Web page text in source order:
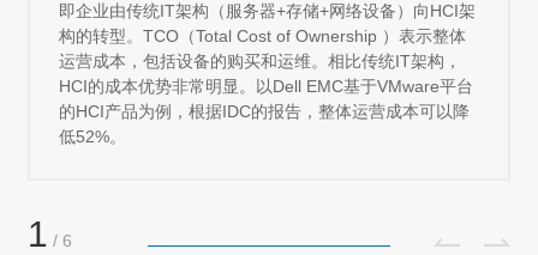
用于承载类似 ERP 等关键业务，并用于提升可靠性与可
扩展性的超融合相关项目
2 /6